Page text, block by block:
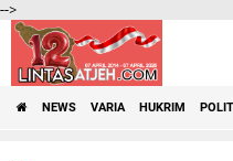
-->
NEWS VARIA HUKRIM